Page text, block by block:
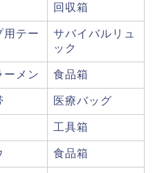
回収箱
用テー
サバイバルリュ
ック
ーメン 食品箱
医療バッグ
工具箱
食品箱